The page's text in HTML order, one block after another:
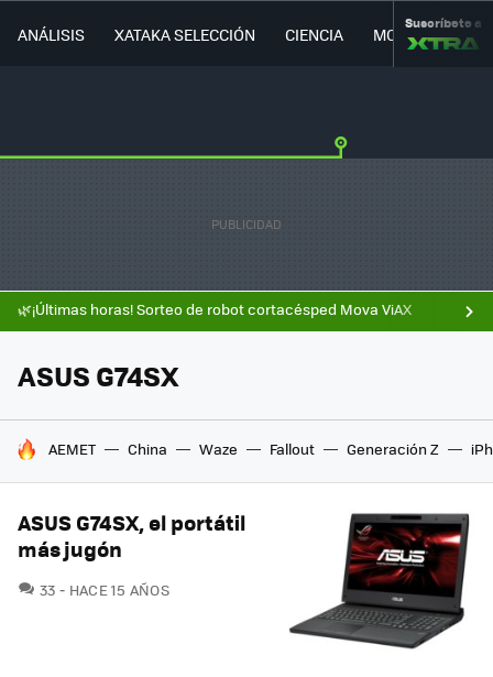
ANÁLISIS XATAKA SELECCIÓN CIENCIA MOVILIDAD
Suscríbete a
🌿¡Últimas horas! Sorteo de robot cortacésped Mova ViAX
ASUS G74SX
HOY SE HABLA DE
AEMET China Waze Fallout Generación Z
ASUS G74SX, el portátil
más jugón
33 COMENTARIOS
HACE 15 AÑOS